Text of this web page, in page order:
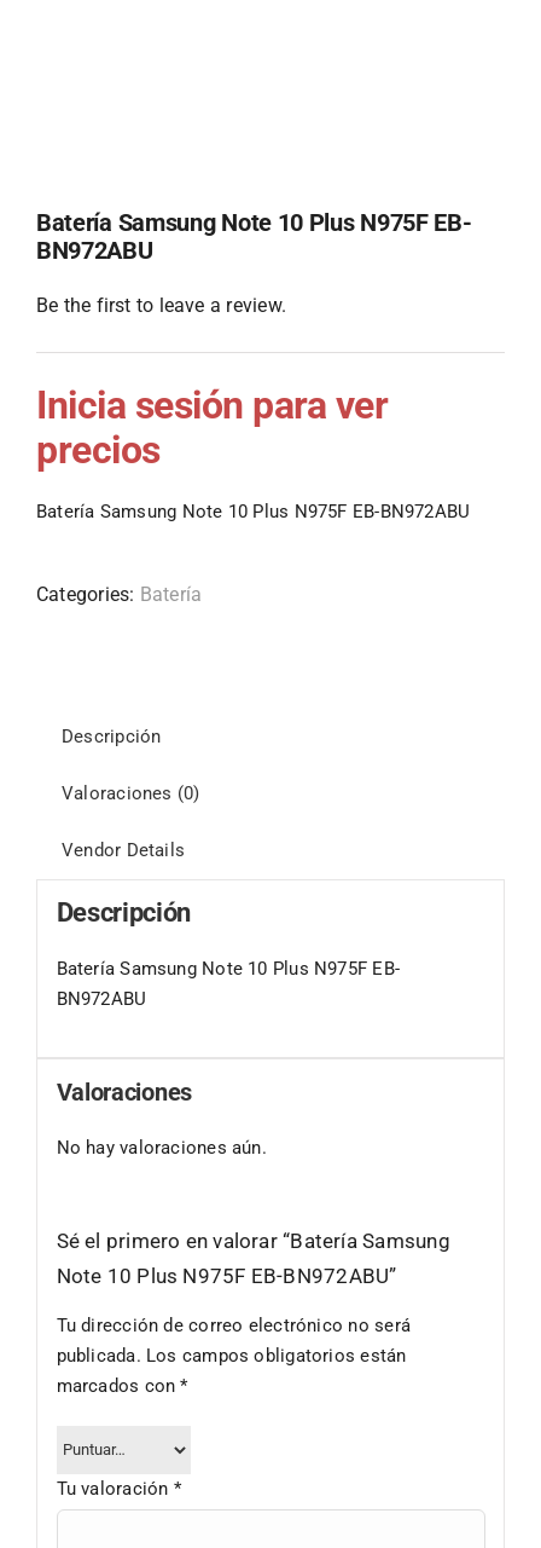
Batería Samsung Note 10 Plus N975F EB-
BN972ABU
Be the first to leave a review.
Inicia sesión para ver
precios
Batería Samsung Note 10 Plus N975F EB-BN972ABU
Categories: Batería
Descripción
Valoraciones (0)
Vendor Details
Descripción
Batería Samsung Note 10 Plus N975F EB-
BN972ABU
Valoraciones
No hay valoraciones aún.
Sé el primero en valorar “Batería Samsung
Note 10 Plus N975F EB-BN972ABU”
Tu dirección de correo electrónico no será
publicada. Los campos obligatorios están
marcados con*
Tu valoración *